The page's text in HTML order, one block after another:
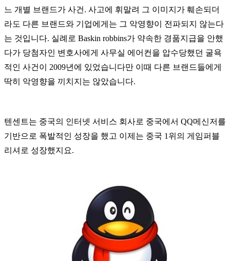
느 개별 브랜드가 사건. 사고에 휘말려 그 이미지가 훼손되더
라도 다른 브랜드와 기업에게는 그 악영향이 전파되지 않는다
는 것입니다. 실례로 Baskin robbins가 약속한 경품지급을 안했
다가 당첨자인 변호사에게 사무실 에어컨을 압수당했던 굴욕
적인 사건이 2009년에 있었습니다만 이때 다른 브랜드들에게
딱히 악영향을 끼치지는 않았습니다.
텐센트는 중국의 인터넷 서비스 회사로 중국에서 QQ메신저를
기반으로 폭발적인 성장을 했고 이제는 중국 1위의 게임퍼블
리셔로 성장했지요.